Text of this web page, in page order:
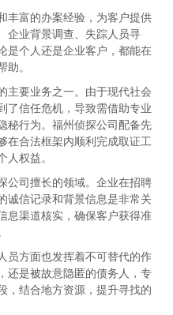
丰富的办案经验，为客户提供
企业背景调查、失踪人员寻
是个人还是企业客户，都能在
助。
主要业务之一。由于现代社会
了信任危机，导致需借助专业
秘行为。福州侦探公司配备先
在合法框架内顺利完成取证工
人权益。
公司擅长的领域。企业在招聘
诚信记录和背景信息是非常关
息渠道核实，确保客户获得准
员方面也发挥着不可替代的作
还是被故意隐匿的债务人，专
，结合地方资源，提升寻找的